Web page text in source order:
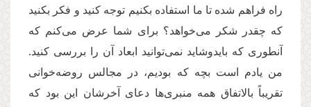
راه فراهم شده تا ما استفاده بکنیم توجه کنید و فکر بکنید
که چقدر شکر می‌خواهد؟ برای شما عرض می‌کنم که
آنطوری که بایدوشاید نمی‌توانید ابعاد آن را بررسی کنید.
من یادم است بچه که بودیم، در مجالس روضه‌خوانی
تقریباً بالاتفاق همه منبری‌ها دعای آخرشان این بود که